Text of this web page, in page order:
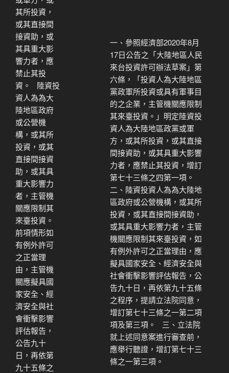
其所投資，
或其直接間
接資助，或
其具重大影
響力者，應
禁止其投
資。 陸資投
資人為為大
陸地區政府
或公營機
構，或其所
投資，或其
直接間接資
助，或其具
重大影響力
者，主管機
關應限制其
來臺投資。
前項情形如
有例外許可
之正當理
由，主管機
關應擬具國
家安全、經
濟安全與社
會衝擊影響
評估報告，
公告九十
日，再依第
九十五條之
一、參照經濟部2020年8月
17日公告之「大陸地區人民
來台投資許可辦法草案」第
六條，「投資人為大陸地區
黨政軍所投資或具有軍事目
的之企業，主管機關應限制
其來臺投資。」明定陸資投
資人為大陸地區政黨或軍
方，或其所投資，或其直接
間接資助，或其具重大影響
力者，應禁止其投資，增訂
第七十三條之四第一項。
二、陸資投資人為為大陸地
區政府或公營機構，或其所
投資，或其直接間接資助，
或其具重大影響力者，主管
機關應限制其來臺投資，如
有例外許可之正當理由，應
擬具國家安全、經濟安全與
社會衝擊影響評估報告，公
告九十日，再依第九十五條
之程序，提請立法院同意，
增訂第七十三條之一第二項
項及第三項。 三、立法院
就上述同意案進行審查前，
應舉行聽證，增訂第七十三
條之一第三項。